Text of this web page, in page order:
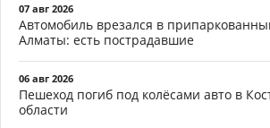
07 авг 2026
Автомобиль врезался в
Алматы: есть пострадавшие
06 авг 2026
Пешеход погиб под колёсами авто в
области